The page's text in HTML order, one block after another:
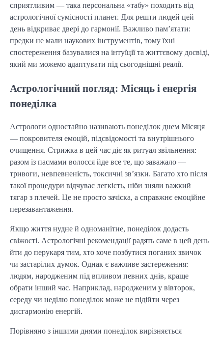
сприятливим — така персональна «табу» походить від
астрологічної сумісності планет. Для решти людей цей
день відкриває двері до гармонії. Важливо пам’ятати:
предки не мали наукових інструментів, тому їхні
спостереження базувалися на інтуїції та життєвому досвіді,
який ми можемо адаптувати під сьогоднішні реалії.
Астрологічний погляд: Місяць і енергія
понеділка
Астрологи одностайно називають понеділок днем Місяця
— покровителя емоцій, підсвідомості та внутрішнього
очищення. Стрижка в цей час діє як ритуал звільнення:
разом із пасмами волосся йде все те, що заважало —
тривоги, невпевненість, токсичні зв’язки. Багато хто після
такої процедури відчуває легкість, ніби зняли важкий
тягар з плечей. Це не просто зачіска, а справжнє емоційне
перезавантаження.
Якщо життя нудне й одноманітне, понеділок додасть
свіжості. Астрологічні рекомендації радять саме в цей день
йти до перукаря тим, хто хоче позбутися поганих звичок
чи застарілих думок. Однак є важливе застереження:
людям, народженим під впливом певних днів, краще
обрати інший час. Наприклад, народженим у вівторок,
середу чи неділю понеділок може не підійти через
дисгармонію енергій.
Порівняно з іншими днями понеділок вирізняється